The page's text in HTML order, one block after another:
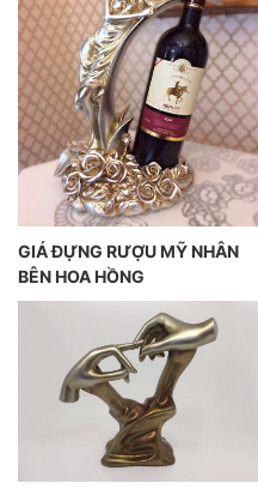
GIÁ ĐỰNG RƯỢU MỸ NHÂN
BÊN HOA HỒNG